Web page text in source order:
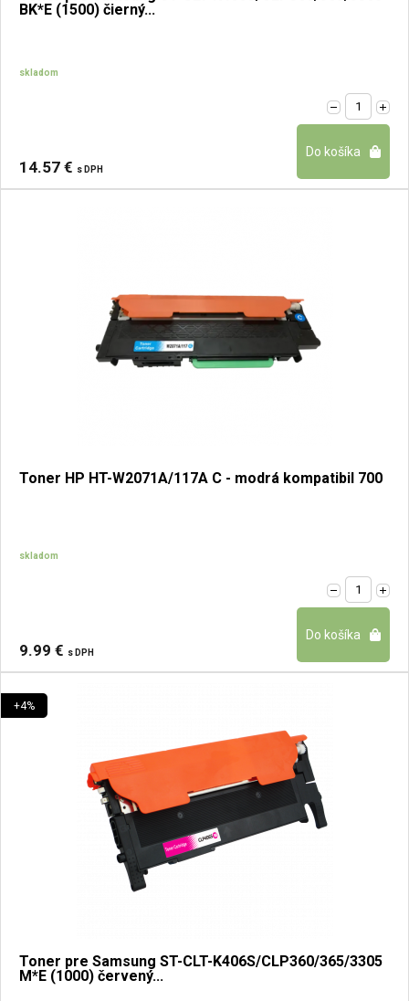
BK*E (1500) čierný...
skladom
14.57 € s DPH
Toner HP HT-W2071A/117A C - modrá kompatibil 700
skladom
9.99 € s DPH
+4%
Toner pre Samsung ST-CLT-K406S/CLP360/365/3305
M*E (1000) červený...